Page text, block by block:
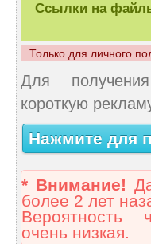
Ссылки на
Только для личного
Для
короткую
Нажмите для
* Внимание!
более 2 лет
Вероятность
очень низкая.